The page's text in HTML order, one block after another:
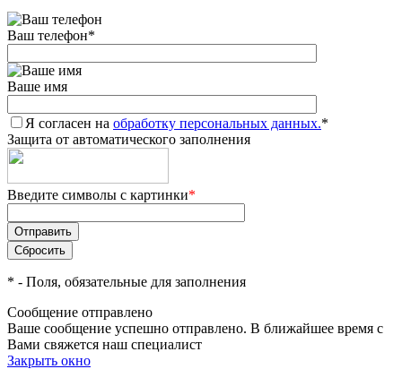
Ваш телефон*
Ваше имя
Я согласен на обработку персональных данных.*
Защита от автоматического заполнения
Введите символы с картинки*
* - Поля, обязательные для заполнения
Сообщение отправлено
Ваше сообщение успешно отправлено. В ближайшее время с
Вами свяжется наш специалист
Закрыть окно